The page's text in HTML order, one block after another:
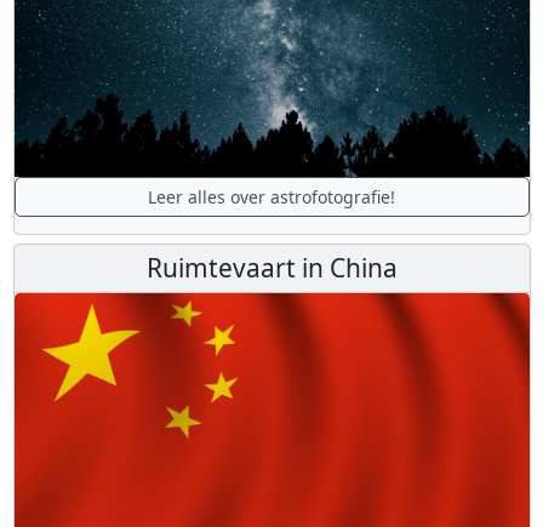
Leer alles over astrofotografie!
Ruimtevaart in China